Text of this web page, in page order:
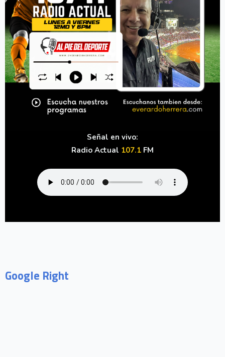
Señal en vivo:
Radio Actual 107.1 FM
Google Right